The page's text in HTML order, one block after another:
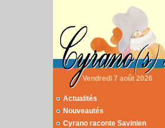
Vendredi 7 août 2026
Actualités
Nouveautés
Cyrano raconte Savinien